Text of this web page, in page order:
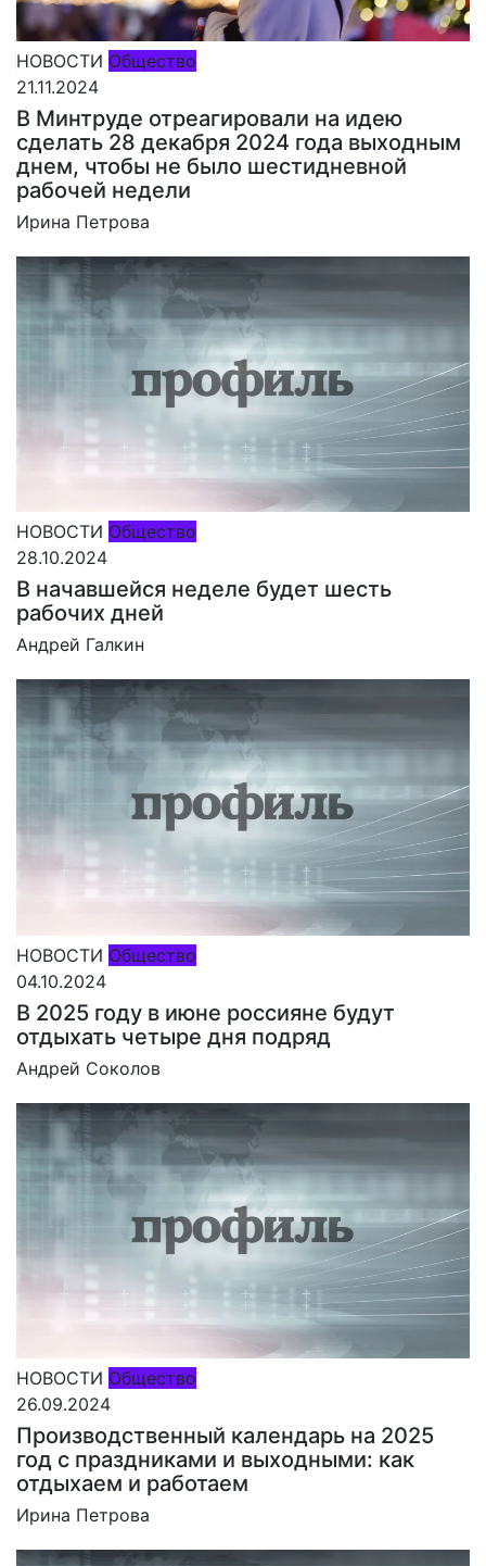
НОВОСТИ Общество
21.11.2024
В Минтруде отреагировали на идею
сделать 28 декабря 2024 года выходным
днем, чтобы не было шестидневной
рабочей недели
Ирина Петрова
НОВОСТИ Общество
28.10.2024
В начавшейся неделе будет шесть
рабочих дней
Андрей Галкин
НОВОСТИ Общество
04.10.2024
В 2025 году в июне россияне будут
отдыхать четыре дня подряд
Андрей Соколов
НОВОСТИ Общество
26.09.2024
Производственный календарь на 2025
год с праздниками и выходными: как
отдыхаем и работаем
Ирина Петрова